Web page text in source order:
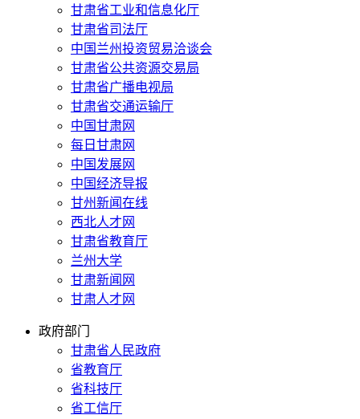
甘肃省工业和信息化厅
甘肃省司法厅
中国兰州投资贸易洽谈会
甘肃省公共资源交易局
甘肃省广播电视局
甘肃省交通运输厅
中国甘肃网
每日甘肃网
中国发展网
中国经济导报
甘州新闻在线
西北人才网
甘肃省教育厅
兰州大学
甘肃新闻网
甘肃人才网
政府部门
甘肃省人民政府
省教育厅
省科技厅
省工信厅